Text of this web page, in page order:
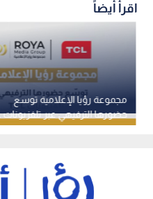
اقرأ أيضاً
مجموعة رؤيا الإعلامية توسع
حضورها الترفيهي عبر تلفزيونات TCL